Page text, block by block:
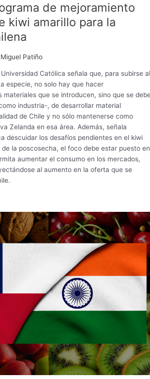
de mejoramiento
kiwi amarillo para la
Miguel Patiño
Católica señala que, para subirse al
especie, no solo hay que hacer
materiales que se introducen, sino que se
industria-, de desarrollar material
de Chile y no sólo mantenerse como
Zelanda en esa área. Además, señala
descuidar los desafíos pendientes en el kiwi
la poscosecha, el foco debe estar puesto en
aumentar el consumo en los mercados,
al aumento en la oferta que se